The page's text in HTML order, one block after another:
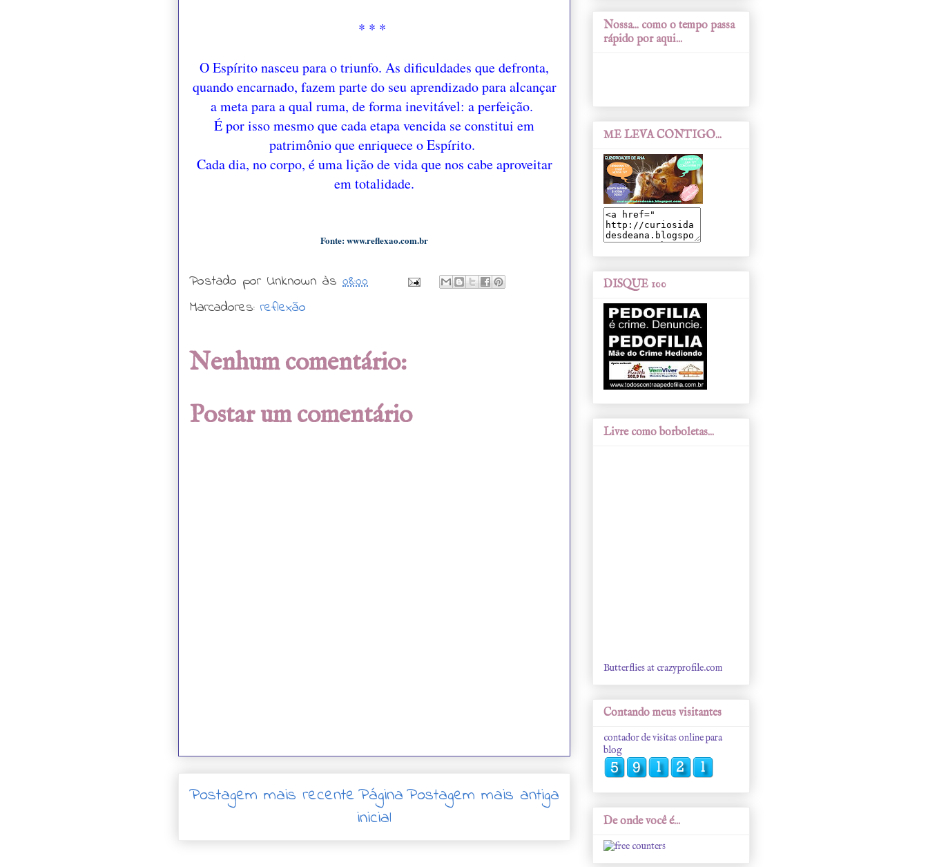
* * *
O Espírito nasceu para o triunfo. As dificuldades que defronta,
quando encarnado, fazem parte do seu aprendizado para alcançar
a meta para a qual ruma, de forma inevitável: a perfeição.
É por isso mesmo que cada etapa vencida se constitui em
patrimônio que enriquece o Espírito.
Cada dia, no corpo, é uma lição de vida que nos cabe aproveitar
em totalidade.
Fonte: www.reflexao.com.br
Postado por Unknown às 08:00
Marcadores: reflexão
Nenhum comentário:
Postar um comentário
Postagem mais recente Postagem mais antiga
Página
inicial
Nossa... como o tempo passa
rápido por aqui...
ME LEVA CONTIGO...
DISQUE 100
Livre como borboletas...
Butterflies at crazyprofile.com
Contando meus visitantes
contador de visitas online para
blog
De onde você é...